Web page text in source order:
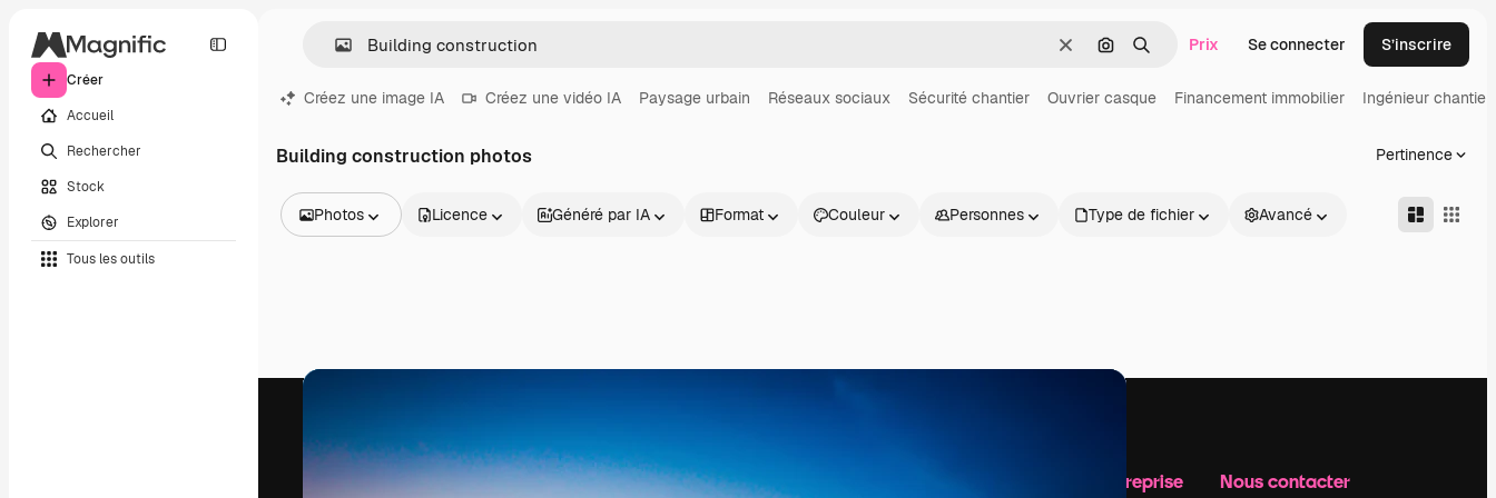
Créer
Accueil
Rechercher
Stock
Explorer
Tous les outils
EffacerRechercher par image
Rechercher
Prix Se connecter S’inscrire
Créez une image IA Créez une vidéo IA Paysage urbain Réseaux sociaux Sécurité chantier Ouvrier casque Financement immobilier Ingénieur chantier
Building construction photos Pertinence
Photos
Vidéos
Icônes
Modèles 3D
Polices
Licence Généré par IA Format Couleur Personnes Type de fichier Avancé
Produits Notre entreprise Nous contacter